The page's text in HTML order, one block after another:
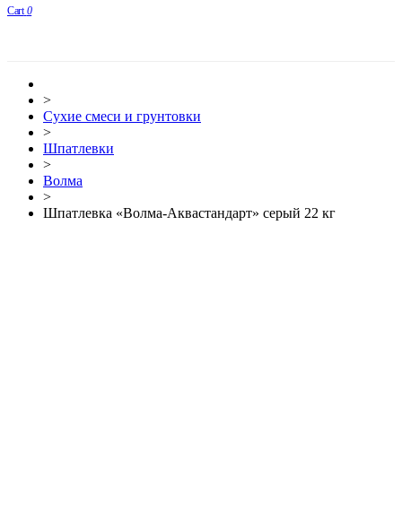
Cart 0
>
Сухие смеси и грунтовки
>
Шпатлевки
>
Волма
>
Шпатлевка «Волма-Аквастандарт» серый 22 кг